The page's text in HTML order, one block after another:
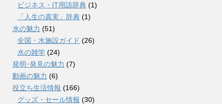
ビジネス・IT用語辞典 (1)
「人生の真実」辞典 (1)
水の魅力 (51)
全国・水施設ガイド (26)
水の雑学 (24)
発明･発見の魅力 (7)
動画の魅力 (6)
役立ち生活情報 (166)
グッズ・セール情報 (30)